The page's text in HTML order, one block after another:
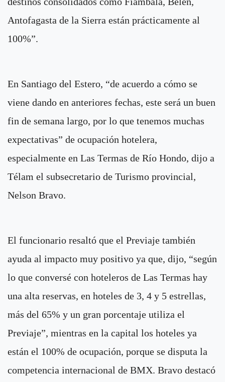
Antofagasta de la Sierra están prácticamente al
100%”.
En Santiago del Estero, “de acuerdo a cómo se
viene dando en anteriores fechas, este será un buen
fin de semana largo, por lo que tenemos muchas
expectativas” de ocupación hotelera,
especialmente en Las Termas de Río Hondo, dijo a
Télam el subsecretario de Turismo provincial,
Nelson Bravo.
El funcionario resaltó que el Previaje también
ayuda al impacto muy positivo ya que, dijo, “según
lo que conversé con hoteleros de Las Termas hay
una alta reservas, en hoteles de 3, 4 y 5 estrellas,
más del 65% y un gran porcentaje utiliza el
Previaje”, mientras en la capital los hoteles ya
están el 100% de ocupación, porque se disputa la
competencia internacional de BMX. Bravo destacó